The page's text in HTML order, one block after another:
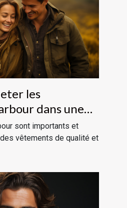
les
dans une
?
sont importants et
vêtements de qualité et